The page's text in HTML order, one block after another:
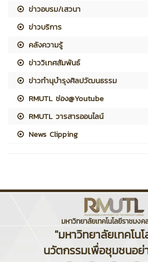
ข่าวอบรม/เสวนา
ข่าวบริการ
คลังความรู้
ข่าววิเทศสัมพันธ์
ข่าวทำนุบำรุงศิลปวัฒนธรรม
RMUTL ช่อง@Youtube
RMUTL วารสารออนไลน์
News Clipping
มหาวิทยาลัยเทคโนโลยีราชมงค
"มหาวิทยาลัยเทคโน
นวัตกรรมเพื่อชุมชนอย่